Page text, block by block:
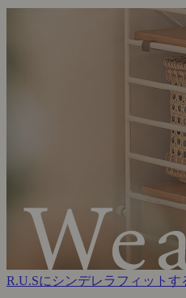
R.U.Sにシンデレラフィットす